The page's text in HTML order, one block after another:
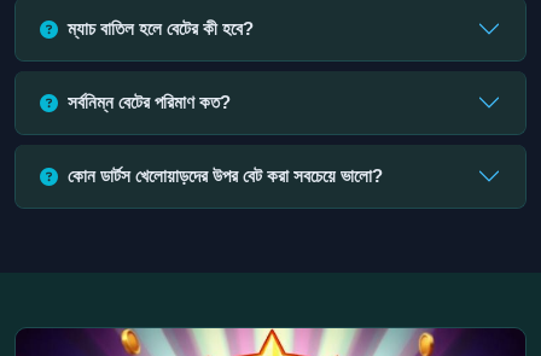
ম্যাচ বাতিল হলে বেটের কী হবে?
সর্বনিম্ন বেটের পরিমাণ কত?
কোন ডার্টস খেলোয়াড়দের উপর বেট করা সবচেয়ে ভালো?